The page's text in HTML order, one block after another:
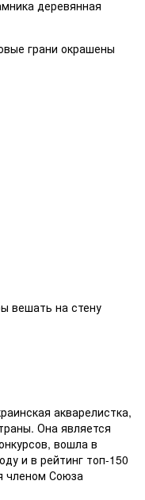
деревянная
грани окрашены
вешать на стену
акварелистка,
Она является
вошла в
и в рейтинг топ-150
членом Союза